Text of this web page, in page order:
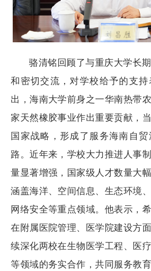
骆清铭回顾了与重庆大学长
和密切交流，对学校给予的支
出，海南大学前身之一华南热带
家天然橡胶事业作出重要贡献，
国家战略，形成了服务海南自
路。近年来，学校大力推进人事
量显著增强，国家级人才数量大
涵盖海洋、空间信息、生态环境
网络安全等重点领域。他表示，
在附属医院管理、医学院建设方
续深化两校在生物医学工程、医
等领域的务实合作，共同服务教